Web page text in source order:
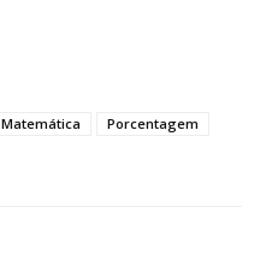
Matemática
Porcentagem